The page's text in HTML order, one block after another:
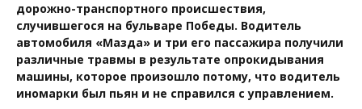
дорожно-транспортного происшествия,
случившегося на бульваре Победы. Водитель
автомобиля «Мазда» и три его пассажира получили
различные травмы в результате опрокидывания
машины, которое произошло потому, что водитель
иномарки был пьян и не справился с управлением.